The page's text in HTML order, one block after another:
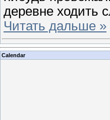
деревне ходить
Читать дальше »
Calendar